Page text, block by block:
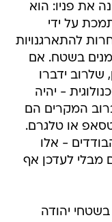
את פניו: הוא
על ידי
להתארגנויות
בשטח. אם
שלרוב ידברו
- יהיה
המקרים הם
או טלגרם.
- אלו
מבלי לעדכן אף
יהודה